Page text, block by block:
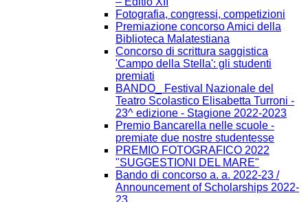
Fotografia, congressi, competizioni
Premiazione concorso Amici della
Biblioteca Malatestiana
Concorso di scrittura saggistica
'Campo della Stella': gli studenti
premiati
BANDO_ Festival Nazionale del
Teatro Scolastico Elisabetta Turroni -
23^ edizione - Stagione 2022-2023
Premio Bancarella nelle scuole -
premiate due nostre studentesse
PREMIO FOTOGRAFICO 2022
"SUGGESTIONI DEL MARE"
Bando di concorso a. a. 2022-23 /
Announcement of Scholarships 2022-